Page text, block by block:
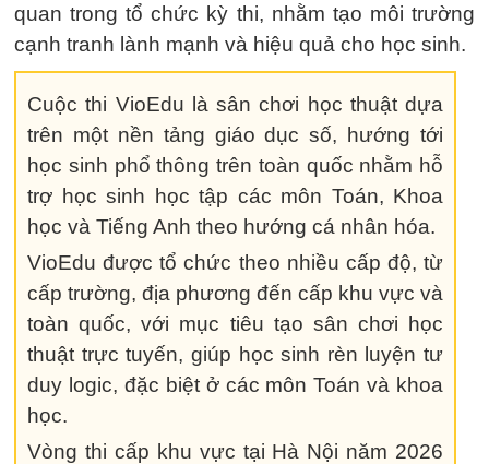
quan trong tổ chức kỳ thi, nhằm tạo môi trường
cạnh tranh lành mạnh và hiệu quả cho học sinh.
Cuộc thi VioEdu là sân chơi học thuật dựa
trên một nền tảng giáo dục số, hướng tới
học sinh phổ thông trên toàn quốc nhằm hỗ
trợ học sinh học tập các môn Toán, Khoa
học và Tiếng Anh theo hướng cá nhân hóa.
VioEdu được tổ chức theo nhiều cấp độ, từ
cấp trường, địa phương đến cấp khu vực và
toàn quốc, với mục tiêu tạo sân chơi học
thuật trực tuyến, giúp học sinh rèn luyện tư
duy logic, đặc biệt ở các môn Toán và khoa
học.
Vòng thi cấp khu vực tại Hà Nội năm 2026